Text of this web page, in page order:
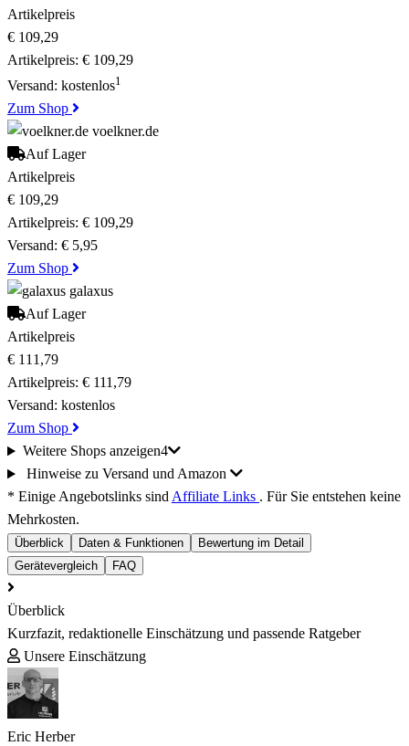
Artikelpreis
€ 109,29
Artikelpreis: € 109,29
Versand: kostenlos1
Zum Shop
voelkner.de
Auf Lager
Artikelpreis
€ 109,29
Artikelpreis: € 109,29
Versand: € 5,95
Zum Shop
galaxus
Auf Lager
Artikelpreis
€ 111,79
Artikelpreis: € 111,79
Versand: kostenlos
Zum Shop
Weitere Shops anzeigen4
Hinweise zu Versand und Amazon
* Einige Angebotslinks sind Affiliate Links . Für Sie entstehen keine
Mehrkosten.
Überblick Daten & Funktionen
Bewertung im Detail
Gerätevergleich
FAQ
Überblick
Kurzfazit, redaktionelle Einschätzung und passende Ratgeber
Unsere Einschätzung
Eric Herber